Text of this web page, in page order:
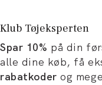
dit købog artikler
og karriere
Klub Tøjeksperten
Spar 10% på din
alle dine køb, få
rabatkoder og